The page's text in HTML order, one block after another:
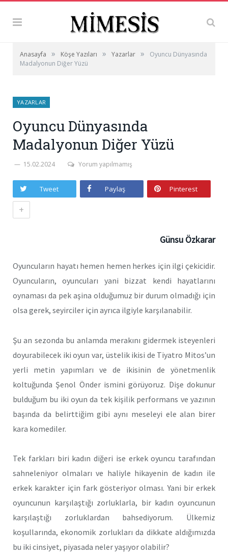
Anasayfa » Köşe Yazıları » Yazarlar »
Oyuncu Dünyasında
Madalyonun Diğer Yüzü
YAZARLAR
Oyuncu Dünyasında
Madalyonun Diğer Yüzü
15.02.2024 Yorum yapılmamış
Tweet Paylaş Pinterest
+
Günsu Özkarar
Oyuncuların hayatı hemen hemen herkes için ilgi çekicidir.
Oyuncuların, oyuncuları yani bizzat kendi hayatlarını
oynaması da pek aşina olduğumuz bir durum olmadığı için
olsa gerek, seyirciler için ayrıca ilgiyle karşılanabilir.
Şu an sezonda bu anlamda merakını gidermek isteyenleri
doyurabilecek iki oyun var, üstelik ikisi de Tiyatro Mitos’un
yerli metin yapımları ve de ikisinin de yönetmenlik
koltuğunda Şenol Önder ismini görüyoruz. Dişe dokunur
bulduğum bu iki oyun da tek kişilik performans ve yazının
başında da belirttiğim gibi aynı meseleyi ele alan birer
kara komediler.
Tek farkları biri kadın diğeri ise erkek oyuncu tarafından
sahneleniyor olmaları ve haliyle hikayenin de kadın ile
erkek karakter için fark gösteriyor olması. Yani bir erkek
oyuncunun karşılaştığı zorluklarla, bir kadın oyuncunun
karşılaştığı zorluklardan bahsediyorum. Ülkemiz
koşullarında, ekonomik zorlukları da dikkate aldığımızda
bu iki cinsiyet, piyasada neler yaşıyor olabilir?